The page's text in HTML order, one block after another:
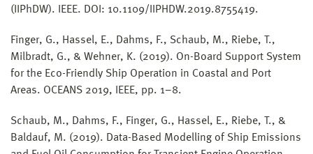
(IIPhDW). IEEE. DOI: 10.1109/IIPHDW.2019.8755419.
Finger, G., Hassel, E., Dahms, F., Schaub, M., Riebe, T.,
Milbradt, G., & Wehner, K. (2019). On-Board Support System
for the Eco-Friendly Ship Operation in Coastal and Port
Areas. OCEANS 2019, IEEE, pp. 1–8.
Schaub, M., Dahms, F., Finger, G., Hassel, E., Riebe, T., &
Baldauf, M. (2019). Data-Based Modelling of Ship Emissions